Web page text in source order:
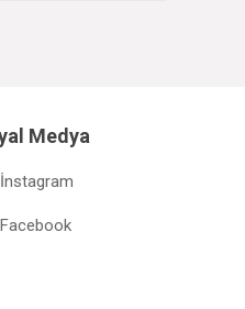
Medya
İnstagram
Facebook